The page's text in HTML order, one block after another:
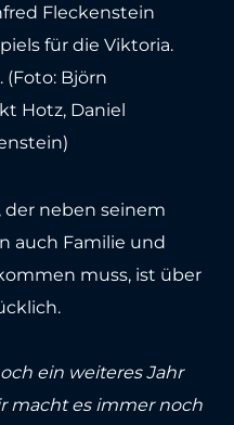
Fleckenstein
für die Viktoria.
(Foto: Björn
Hotz, Daniel
der neben seinem
auch Familie und
muss, ist über
ein weiteres Jahr
macht es immer noch